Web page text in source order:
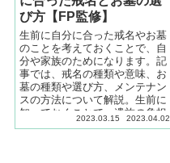
び方【FP監修】
生前に自分に合った戒名やお墓
のことを考えておくことで、自
分や家族のためになります。記
事では、戒名の種類や意味、お
墓の種類や選び方、メンテナン
スの方法について解説。生前に
知っておくことで、遺族の負担
を軽減することができます。が
2023.03.15 2023.04.02